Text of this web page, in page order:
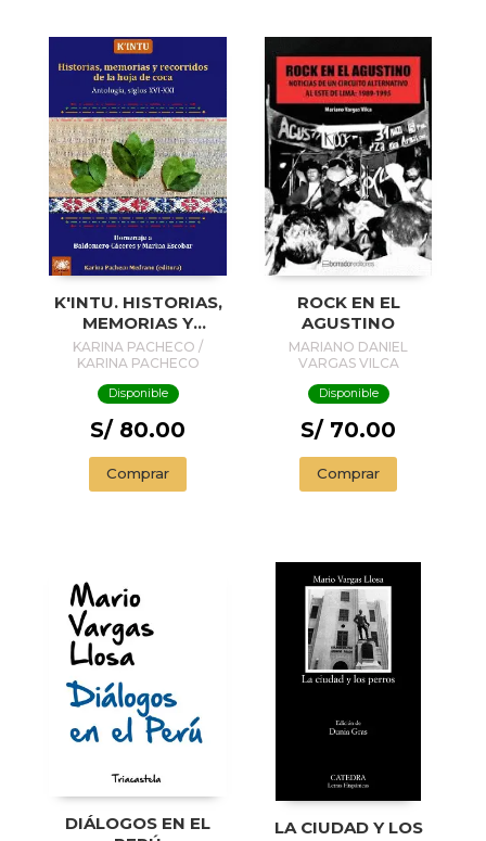
K'INTU. HISTORIAS,
MEMORIAS Y
RECORRIDOS DE
LA HOJA DE COCA
KARINA PACHECO /
KARINA PACHECO
Disponible
S/ 80.00
Comprar
ROCK EN EL
AGUSTINO
MARIANO DANIEL
VARGAS VILCA
Disponible
S/ 70.00
Comprar
DIÁLOGOS EN EL
LA CIUDAD Y LOS